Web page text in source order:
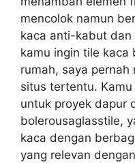
mencolok namun
kaca anti-kabut dan
kamu ingin tile kaca
rumah, saya
situs tertentu.
untuk proyek dapur
bolerousaglasstile,
kaca dengan
yang relevan